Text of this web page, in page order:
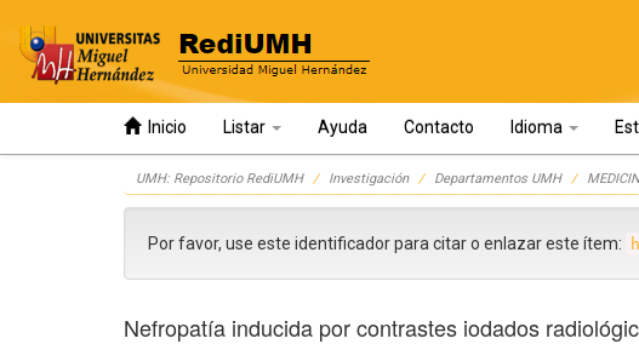
Inicio Listar Ayuda Contacto Idioma
UMH: Repositorio RediUMH Investigación Departamentos UMH
Por favor, use este identificador para citar o enlazar este ítem:
Nefropatía inducida por contrastes iodados